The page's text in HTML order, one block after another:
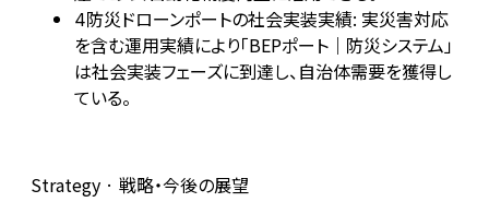
4防災ドローンポートの社会実装実績: 実災害対応
を含む運用実績により「BEPポート｜防災システム」
は社会実装フェーズに到達し、自治体需要を獲得し
ている。
Strategy · 戦略・今後の展望